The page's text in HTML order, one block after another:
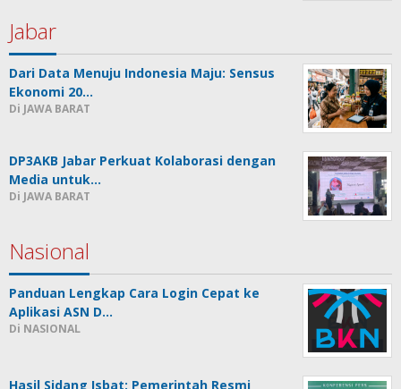
Jabar
Dari Data Menuju Indonesia Maju: Sensus
Ekonomi 20…
Di JAWA BARAT
DP3AKB Jabar Perkuat Kolaborasi dengan
Media untuk…
Di JAWA BARAT
Nasional
Panduan Lengkap Cara Login Cepat ke
Aplikasi ASN D…
Di NASIONAL
Hasil Sidang Isbat: Pemerintah Resmi